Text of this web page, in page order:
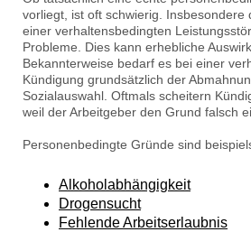
vorliegt, ist oft schwierig. Insbesondere
einer verhaltensbedingten
Probleme. Dies kann erhebliche
Bekannterweise bedarf es bei einer
Kündigung grundsätzlich der
Sozialauswahl. Oftmals scheitern
weil der Arbeitgeber den Grund falsch
Personenbedingte Gründe sind
Alkoholabhängigkeit
Drogensucht
Fehlende Arbeitserlaubnis